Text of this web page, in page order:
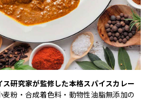
研究家が監修した本格スパイスカレー
粉・合成着色料・動物性油脂無添加の